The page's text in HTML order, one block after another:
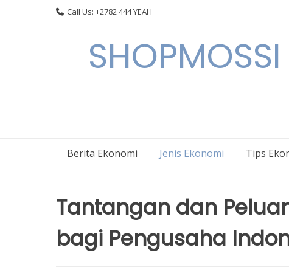
Call Us: +2782 444 YEAH
Berita Ekonomi Jenis Ekonomi Tips
Tantangan dan
bagi Pengusaha